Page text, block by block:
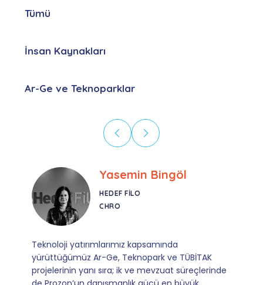
Tümü
İnsan Kaynakları
Ar-Ge ve Teknoparklar
Ebru Kural
CORESYS
SATIŞ YÖNETICISI
Mevzuata uyum, başvuru ve izleme adımlarında
sağladıkları kusursuz yönlendirme sayesinde artık
operasyonlarımızı sıfır kaygı ve tam güvenle